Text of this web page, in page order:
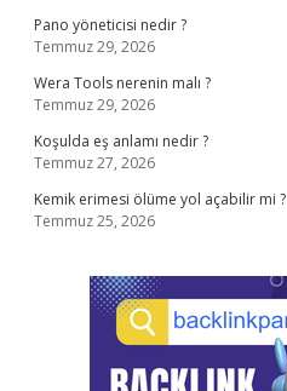
Pano yöneticisi nedir ?
Temmuz 29, 2026
Wera Tools nerenin malı ?
Temmuz 29, 2026
Koşulda eş anlamı nedir ?
Temmuz 27, 2026
Kemik erimesi ölüme yol açabilir mi ?
Temmuz 25, 2026